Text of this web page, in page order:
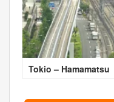
Tokio – Hamamatsu